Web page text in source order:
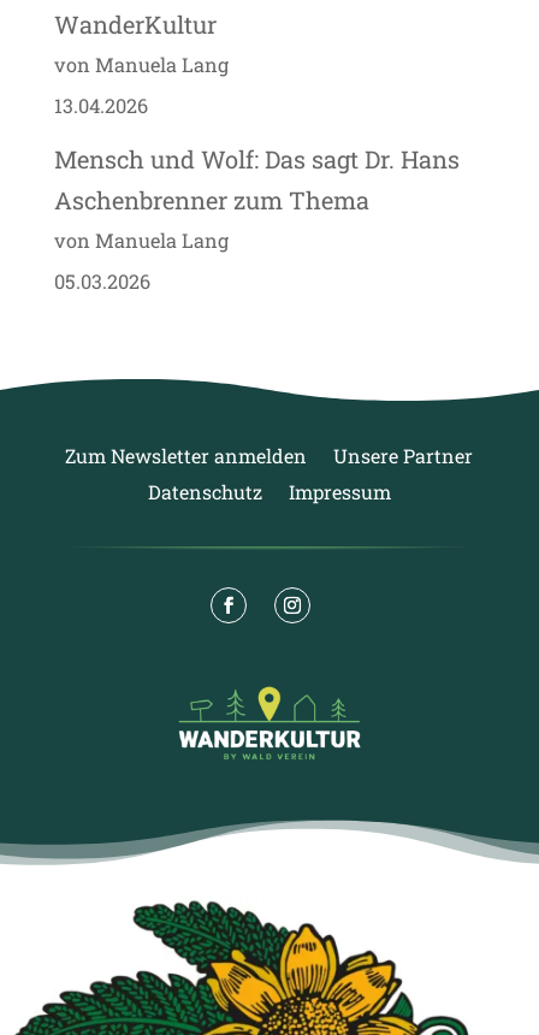
WanderKultur
von Manuela Lang
13.04.2026
Mensch und Wolf: Das sagt Dr. Hans
Aschenbrenner zum Thema
von Manuela Lang
05.03.2026
Zum Newsletter anmelden
Unsere Partner
Datenschutz
Impressum